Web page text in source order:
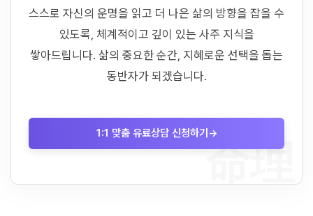
命理
스스로 자신의 운명을 읽고 더 나은 삶의 방향을 잡을 수
있도록, 체계적이고 깊이 있는 사주 지식을
쌓아드립니다. 삶의 중요한 순간, 지혜로운 선택을 돕는
동반자가 되겠습니다.
1:1 맞춤 유료상담 신청하기 →